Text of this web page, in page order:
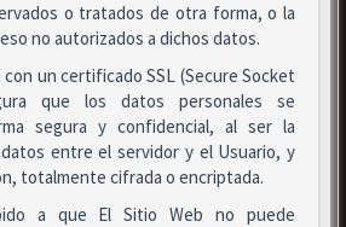
o tratados de otra forma, o la
no autorizados a dichos datos.
un certificado SSL (Secure Socket
que los datos personales se
segura y confidencial, al ser la
entre el servidor y el Usuario, y
totalmente cifrada o encriptada.
a que El Sitio Web no puede